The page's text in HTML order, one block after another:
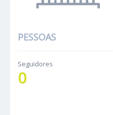
PESSOAS
Seguidores
0